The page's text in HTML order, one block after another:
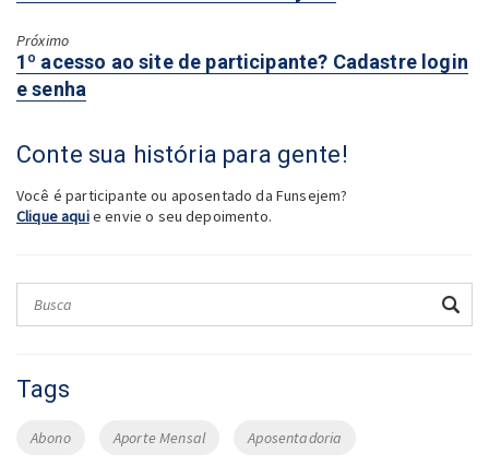
Próximo
Anterior:
1º acesso ao site de participante? Cadastre login
e senha
Conte sua história para gente!
Você é participante ou aposentado da Funsejem?
Clique aquie envie o seu depoimento.
Tags
Abono Aporte Mensal Aposentadoria